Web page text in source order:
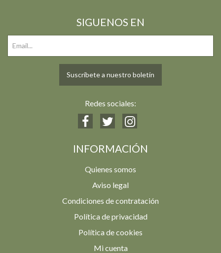
SIGUENOS EN
Suscríbete a nuestro boletín
Redes sociales:
INFORMACIÓN
Quienes somos
Aviso legal
Condiciones de contratación
Política de privacidad
Política de cookies
Mi cuenta